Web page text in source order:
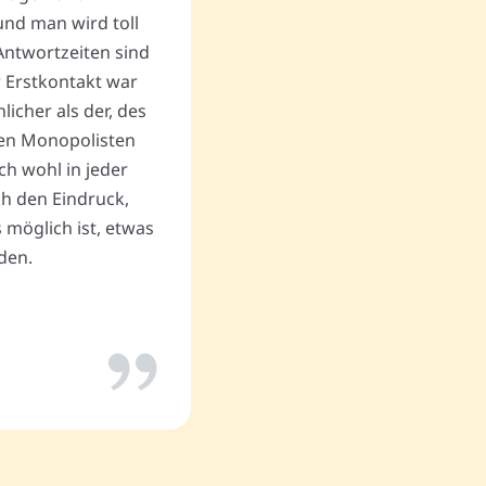
man wird toll
sind
Erstkontakt war
als der, des
Monopolisten
wohl in jeder
den Eindruck,
möglich ist, etwas